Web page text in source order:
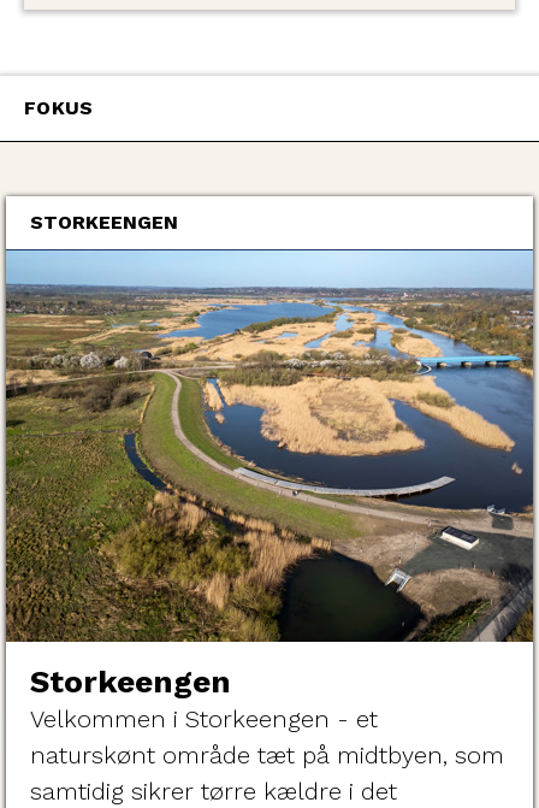
grund. For haven rummer masser af
regnvand og velkomme biodiversiteten.
FOKUS
STORKEENGEN
Storkeengen
Velkommen i Storkeengen - et
naturskønt område tæt på midtbyen, som
samtidig sikrer tørre kældre i det